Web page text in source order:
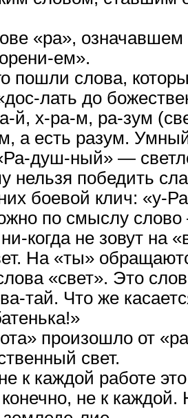
«ра»,
ем».
пошли слова,
лать до
й, х-ра-м, ра-зум
а есть разум.
душ-ный» —
нельзя победить
боевой клич: «у-
по смыслу
когда не зовут на
На «ты»
«свет». Это
тай. Что же
произошло от
свет.
к каждой работе
не к